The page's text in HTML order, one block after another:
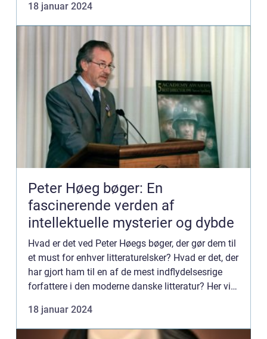
forfattersk...
18 januar 2024
Peter Høeg bøger: En
fascinerende verden af
intellektuelle mysterier og dybde
Hvad er det ved Peter Høegs bøger, der gør dem til
et must for enhver litteraturelsker? Hvad er det, der
har gjort ham til en af de mest indflydelsesrige
forfattere i den moderne danske litteratur? Her vil
18 januar 2024